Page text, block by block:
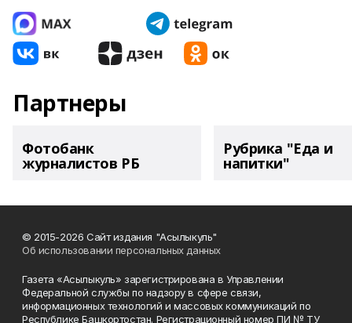
Партнеры
Фотобанк
журналистов РБ
Рубрика "Еда и
напитки"
© 2015-2026 Сайт издания "Асылыкуль"
Об использовании персональных данных
Газета «Асылыкуль» зарегистрирована в Управлении
Федеральной службы по надзору в сфере связи,
информационных технологий и массовых коммуникаций по
Республике Башкортостан. Регистрационный номер ПИ № ТУ